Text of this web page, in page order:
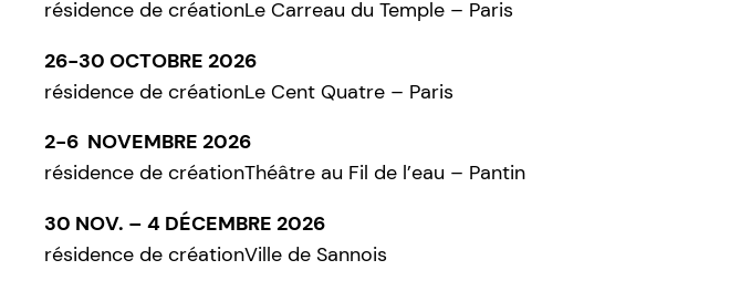
résidence de créationLe Carreau du Temple – Paris
26-30 OCTOBRE 2026
résidence de créationLe Cent Quatre – Paris
2-6 NOVEMBRE 2026
résidence de créationThéâtre au Fil de l’eau – Pantin
30 NOV. – 4 DÉCEMBRE 2026
résidence de créationVille de Sannois